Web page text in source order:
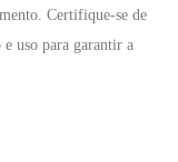
Certifique-se de
e uso para garantir a